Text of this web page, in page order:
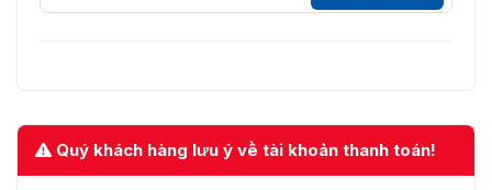
Quý khách hàng lưu ý về tài khoản thanh toán!